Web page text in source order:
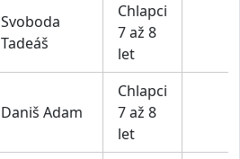
Svoboda
Tadeáš
Chlapci
7 až 8
let
Daniš Adam
Chlapci
7 až 8
let